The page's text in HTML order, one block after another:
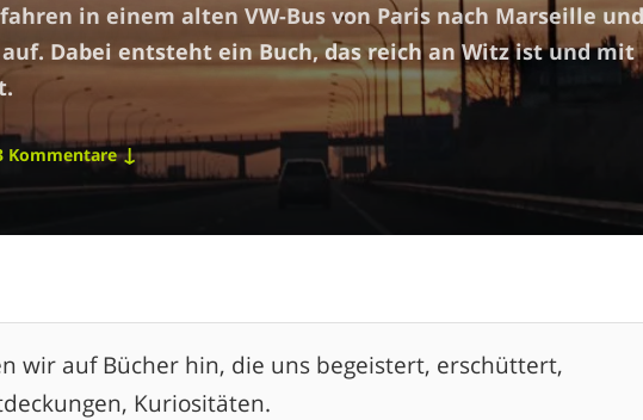
in einem alten VW-Bus von Paris nach Marseille
Dabei entsteht ein Buch, das reich an Witz ist und mit
Kommentare↓
wir auf Bücher hin, die uns begeistert, erschüttert,
Kuriositäten.